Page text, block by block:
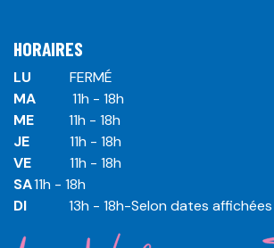
HORAIRES
LU
​ ​FERMÉ
MA
​11h - 18h
ME
​11h - 18h
JE
​​11h - 18h
VE
​​​11h - 18h
SA​​​11h - 18h
DI
​​​ 13h - 18h-Selon dates affichées